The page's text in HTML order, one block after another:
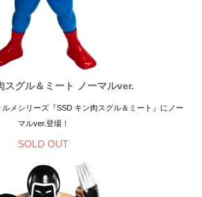
スグル＆ミート ノーマルver.
メシリーズ『SSD キン肉スグル＆ミート』にノー
マルver.登場！
SOLD OUT